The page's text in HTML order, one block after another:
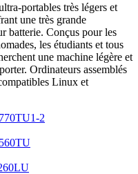
portables très légers et
une très grande
batterie. Conçus pour les
les étudiants et tous
une machine légère et
Ordinateurs assemblés
Linux et
2